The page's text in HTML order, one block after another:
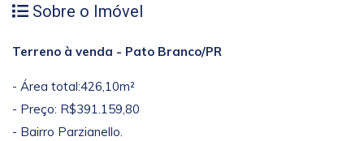
Sobre o Imóvel
Terreno à venda - Pato Branco/PR
- Área total:426,10m²
- Preço: R$391.159,80
- Bairro Parzianello.